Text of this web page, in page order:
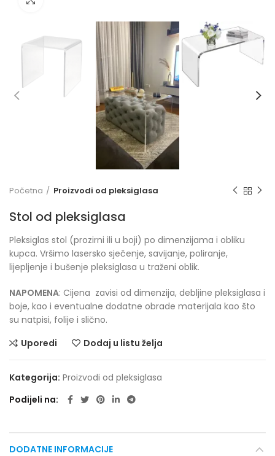
Početna Proizvodi od pleksiglasa
Stol od pleksiglasa
Pleksiglas stol (prozirni ili u boji) po dimenzijama i obliku
kupca. Vršimo lasersko sječenje, savijanje, poliranje,
lijepljenje i bušenje pleksiglasa u traženi oblik.
NAPOMENA: Cijena zavisi od dimenzija, debljine pleksiglasa i
boje, kao i eventualne dodatne obrade materijala kao što
su natpisi, folije i slično.
Uporedi
Dodaj u listu želja
Kategorija: Proizvodi od pleksiglasa
Podijeli na
DODATNE INFORMACIJE